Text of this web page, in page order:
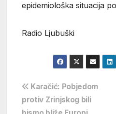
epidemiološka situacija
Radio Ljubuški
Navigacija
objava
Karačić: Pobjedom
protiv Zrinjskog bili